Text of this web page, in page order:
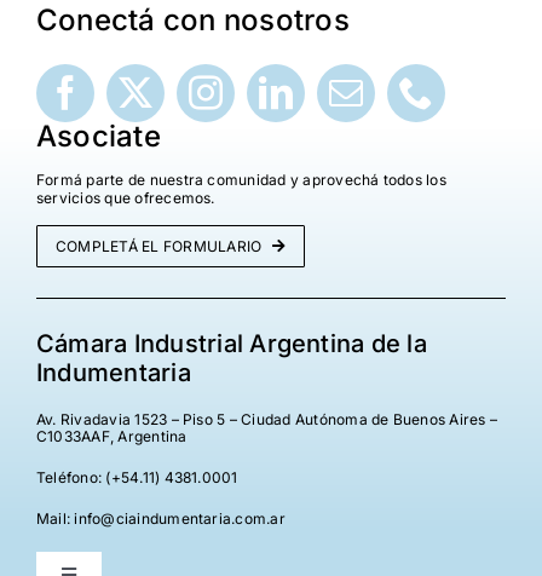
Conectá con nosotros
Asociate
Formá parte de nuestra comunidad y aprovechá todos los
servicios que ofrecemos.
COMPLETÁ EL FORMULARIO
Cámara Industrial Argentina de la
Indumentaria
Av. Rivadavia 1523 – Piso 5 – Ciudad Autónoma de Buenos Aires –
C1033AAF, Argentina
Teléfono: (+54.11) 4381.0001
Mail: info@ciaindumentaria.com.ar